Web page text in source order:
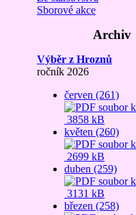
Sborové akce
Archiv
Výběr z Hroznů
ročník 2026
červen (261)
3858 kB
květen (260)
2699 kB
duben (259)
3131 kB
březen (258)